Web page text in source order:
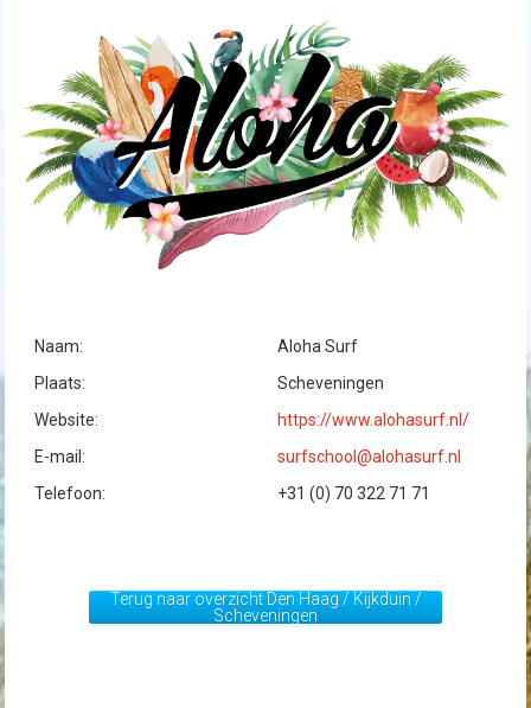
Nederland
Naam:
Aloha Surf
Plaats:
Scheveningen
Website:
https://www.alohasurf.nl/
E-mail:
surfschool@alohasurf.nl
Telefoon:
+31 (0) 70 322 71 71
Terug naar overzicht Den Haag / Kijkduin /
Scheveningen